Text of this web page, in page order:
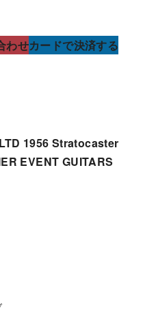
わせカードで決済する
1956 Stratocaster
EVENT GUITARS